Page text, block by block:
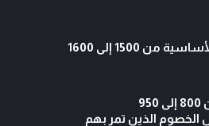
1500 إلى 1600